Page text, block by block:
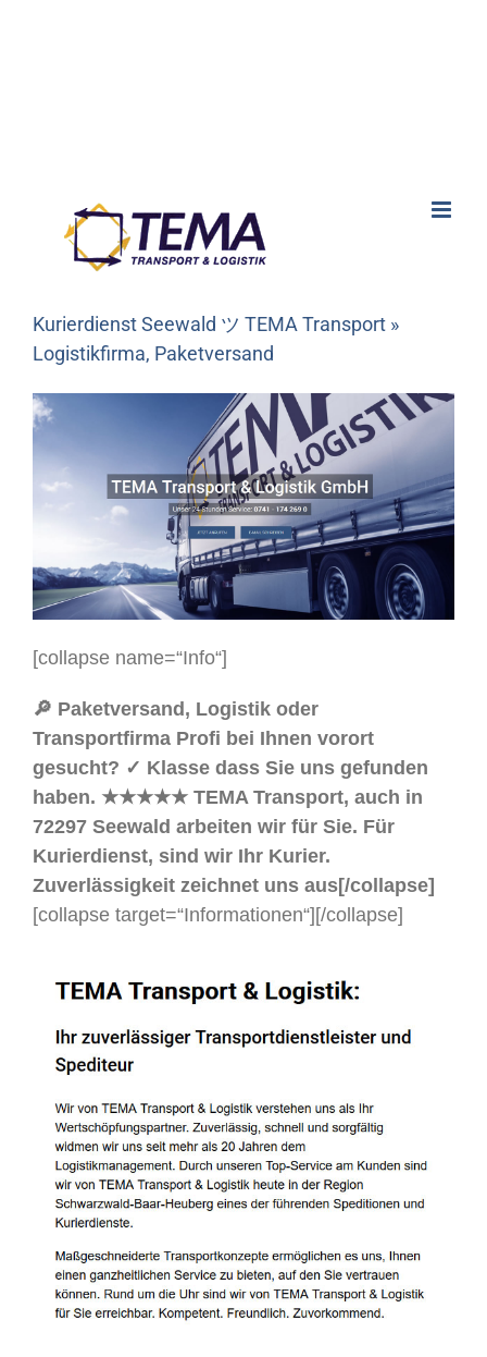
Kurierdienst Seewald ツ TEMA Transport »
Logistikfirma, Paketversand
[collapse name=“Info“]
🔎 Paketversand, Logistik oder
Transportfirma Profi bei Ihnen vorort
gesucht? ✓ Klasse dass Sie uns gefunden
haben. ★★★★★ TEMA Transport, auch in
72297 Seewald arbeiten wir für Sie. Für
Kurierdienst, sind wir Ihr Kurier.
Zuverlässigkeit zeichnet uns aus[/collapse]
[collapse target=“Informationen“] [/collapse]